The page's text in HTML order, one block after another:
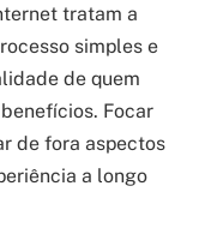
tratam a
simples e
de quem
Focar
de fora aspectos
a longo